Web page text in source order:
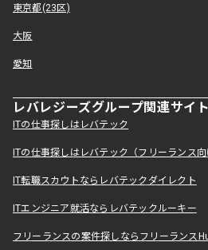
東京都(23区)
大阪
愛知
レバレジーズグループ関連サイ
ITの仕事探しはレバテック
ITの仕事探しはレバテック（フリーランス向
IT転職スカウトならレバテックダイレクト
ITエンジニア就活ならレバテックルーキー
フリーランスの案件探しならフリーランス